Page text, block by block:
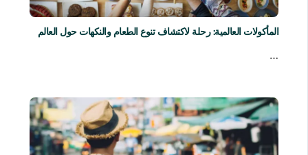
المأكولات العالمية: رحلة لاكتشاف تنوع الطعام والنكهات حول العالم
…